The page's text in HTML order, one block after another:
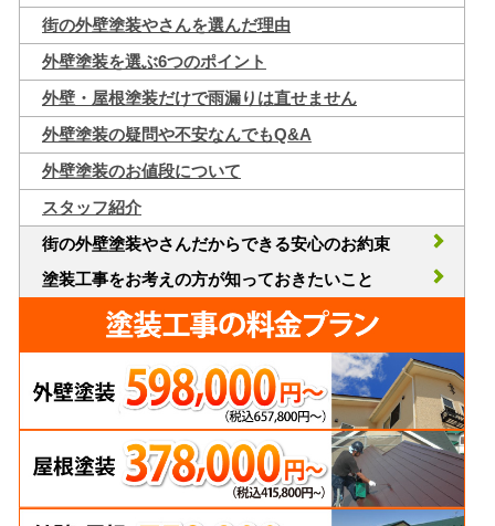
街の外壁塗装やさんを選んだ理由
外壁塗装を選ぶ6つのポイント
外壁・屋根塗装だけで雨漏りは直せません
外壁塗装の疑問や不安なんでもQ&A
外壁塗装のお値段について
スタッフ紹介
街の外壁塗装やさんだからできる安心のお約束
塗装工事をお考えの方が知っておきたいこと